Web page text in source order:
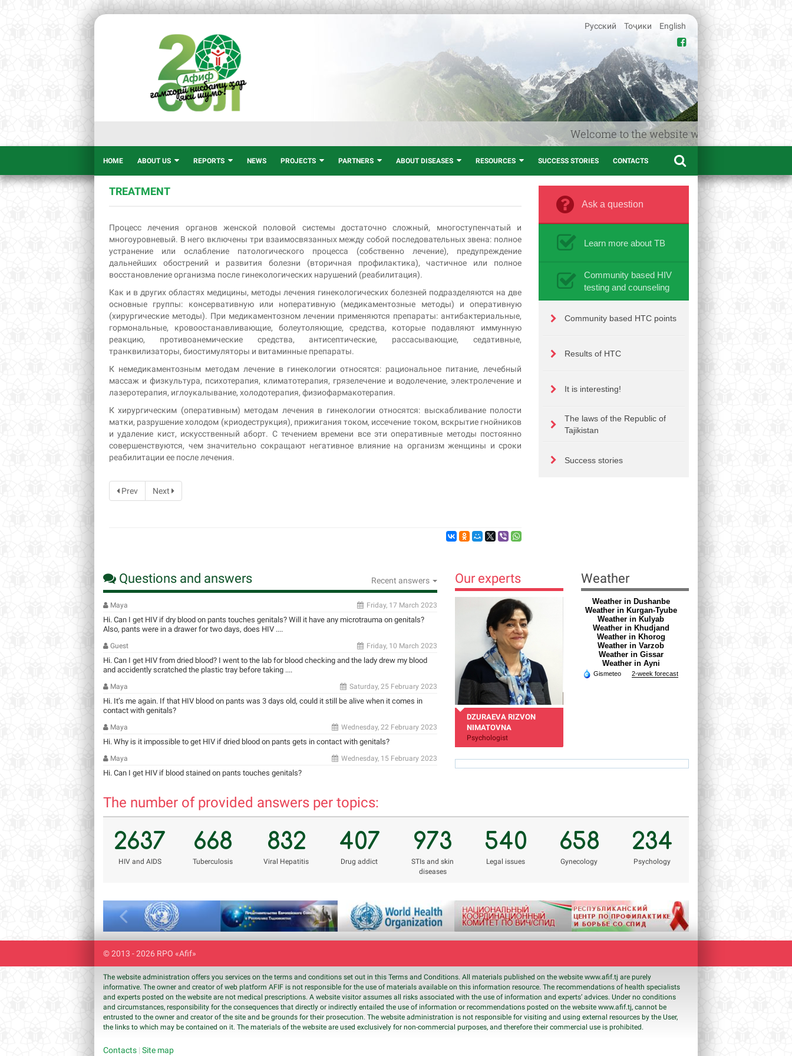
Welcome to the website www.afif.tj – the
Русский Тоҷики English
HOME ABOUT US REPORTS NEWS PROJECTS PARTNERS ABOUT DISEASES RESOURCES SUCCESS STORIES CONTACTS
TREATMENT
Процесс лечения органов женской половой системы достаточно сложный, многоступенчатый и
многоуровневый. В него включены три взаимосвязанных между собой последовательных звена: полное
устранение или ослабление патологического процесса (собственно лечение), предупреждение
дальнейших обострений и развития болезни (вторичная профилактика), частичное или полное
восстановление организма после гинекологических нарушений (реабилитация).
Как и в других областях медицины, методы лечения гинекологических болезней подразделяются на две
основные группы: консервативную или ноперативную (медикаментозные методы) и оперативную
(хирургические методы). При медикаментозном лечении применяются препараты: антибактериальные,
гормональные, кровоостанавливающие, болеутоляющие, средства, которые подавляют иммунную
реакцию, противоанемические средства, антисептические, рассасывающие, седативные,
транквилизаторы, биостимуляторы и витаминные препараты.
К немедикаментозным методам лечение в гинекологии относятся: рациональное питание, лечебный
массаж и физкультура, психотерапия, климатотерапия, грязелечение и водолечение, электролечение и
лазеротерапия, иглоукалывание, холодотерапия, физиофармакотерапия.
К хирургическим (оперативным) методам лечения в гинекологии относятся: выскабливание полости
матки, разрушение холодом (криодеструкция), прижигания током, иссечение током, вскрытие гнойников
и удаление кист, искусственный аборт. С течением времени все эти оперативные методы постоянно
совершенствуются, чем значительно сокращают негативное влияние на организм женщины и сроки
реабилитации ее после лечения.
Prev Next
Ask a question
Learn more about TB
Community based HIV
testing and counseling
Community based HTC points
Results of HTC
It is interesting!
The laws of the Republic of
Tajikistan
Success stories
Questions and answers Recent answers
Maya Friday, 17 March 2023
Hi. Can I get HIV if dry blood on pants touches genitals? Will it have any microtrauma on genitals?
Also, pants were in a drawer for two days, does HIV ....
Guest Friday, 10 March 2023
Hi. Can I get HIV from dried blood? I went to the lab for blood checking and the lady drew my blood
and accidently scratched the plastic tray before taking ....
Maya Saturday, 25 February 2023
Hi. It’s me again. If that HIV blood on pants was 3 days old, could it still be alive when it comes in
contact with genitals?
Maya Wednesday, 22 February 2023
Hi. Why is it impossible to get HIV if dried blood on pants gets in contact with genitals?
Maya Wednesday, 15 February 2023
Hi. Can I get HIV if blood stained on pants touches genitals?
Our experts
DZURAEVA RIZVON
NIMATOVNA
Psychologist
Weather
Weather in Dushanbe
Weather in Kurgan-Tyube
Weather in Kulyab
Weather in Khudjand
Weather in Khorog
Weather in Varzob
Weather in Gissar
Weather in Ayni
Gismeteo 2-week forecast
The number of provided answers per topics:
2637
НIV and AIDS
668
Tuberculosis
832
Viral Hepatitis
407
Drug addict
973
STIs and skin
diseases
540
Legal issues
658
Gynecology
234
Psychology
Previous Next
© 2013 - 2026 RPO «Afif»
The website administration offers you services on the terms and conditions set out in this Terms and Conditions. All materials published on the website www.afif.tj are purely
informative. The owner and creator of web platform AFIF is not responsible for the use of materials available on this information resource. The recommendations of health specialists
and experts posted on the website are not medical prescriptions. A website visitor assumes all risks associated with the use of information and experts’ advices. Under no conditions
and circumstances, responsibility for the consequences that directly or indirectly entailed the use of information or recommendations posted on the website www.afif.tj, cannot be
entrusted to the owner and creator of the site and be grounds for their prosecution. The website administration is not responsible for visiting and using external resources by the User,
the links to which may be contained on it. The materials of the website are used exclusively for non-commercial purposes, and therefore their commercial use is prohibited.
Contacts | Site map